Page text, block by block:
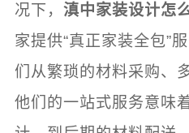
况下， 滇中家装设计怎
家提供“真正家装全包”
们从繁琐的材料采购、
他们的一站式服务意味